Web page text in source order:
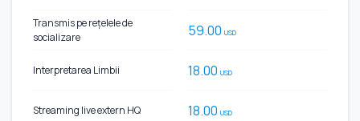
Transmis pe rețelele de
socializare
Interpretarea Limbii
Streaming live extern HQ
59.00 USD
18.00 USD
18.00 USD